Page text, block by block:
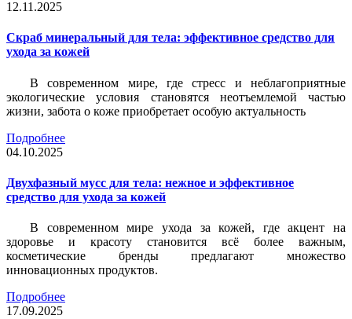
12.11.2025
Скраб минеральный для тела: эффективное средство для
ухода за кожей
В современном мире, где стресс и неблагоприятные
экологические условия становятся неотъемлемой частью
жизни, забота о коже приобретает особую актуальность
Подробнее
04.10.2025
Двухфазный мусс для тела: нежное и эффективное
средство для ухода за кожей
В современном мире ухода за кожей, где акцент на
здоровье и красоту становится всё более важным,
косметические бренды предлагают множество
инновационных продуктов.
Подробнее
17.09.2025